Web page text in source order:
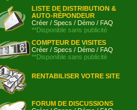
LISTE DE DISTRIBUTION &
AUTO-RÉPONDEUR
Créer / Specs / Démo / FAQ
**Disponible sans publicité
COMPTEUR DE VISITES
Créer / Specs / Démo / FAQ
**Disponible sans publicité
RENTABILISER VOTRE SITE
FORUM DE DISCUSSIONS